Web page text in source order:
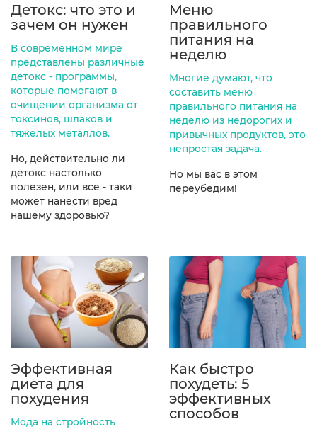
Детокс: что это и
зачем он нужен
В современном мире
представлены различные
детокс - программы,
которые помогают в
очищении организма от
токсинов, шлаков и
тяжелых металлов.
Но, действительно ли
детокс настолько
полезен, или все - таки
может нанести вред
нашему здоровью?
Меню
правильного
питания на
неделю
Многие думают, что
составить меню
правильного питания на
неделю из недорогих и
привычных продуктов, это
непростая задача.
Но мы вас в этом
переубедим!
Эффективная
диета для
похудения
Мода на стройность
Как быстро
похудеть: 5
эффективных
способов